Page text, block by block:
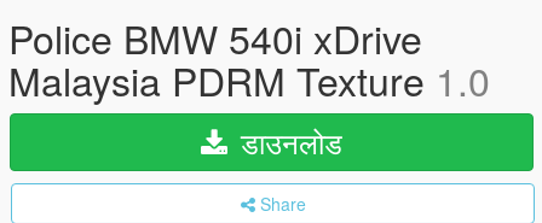
Police BMW 540i xDrive
Malaysia PDRM Texture 1.0
डाउनलोड
Share